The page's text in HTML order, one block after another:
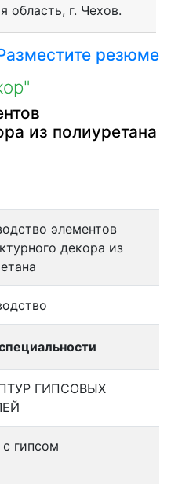
область, г. Чехов.
резюме
из полиуретана
элементов
декора из
ГИПСОВЫХ
с гипсом